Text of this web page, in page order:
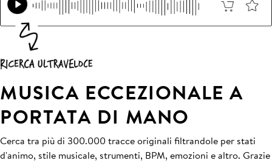
MUSICA ECCEZIONALE A
PORTATA DI MANO
Cerca tra più di 300.000 tracce originali filtrandole per stati
d'animo, stile musicale, strumenti, BPM, emozioni e altro. Grazie